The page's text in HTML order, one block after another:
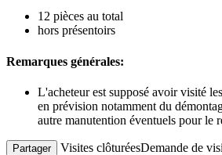
12 pièces au total
hors présentoirs
Remarques générales:
L'acheteur est supposé avoir visité
en prévision notamment du
autre manutention éventuels pour le
Partager Visites clôturéesDemande de